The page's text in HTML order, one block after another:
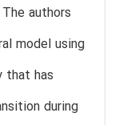
authors
model using
that has
during